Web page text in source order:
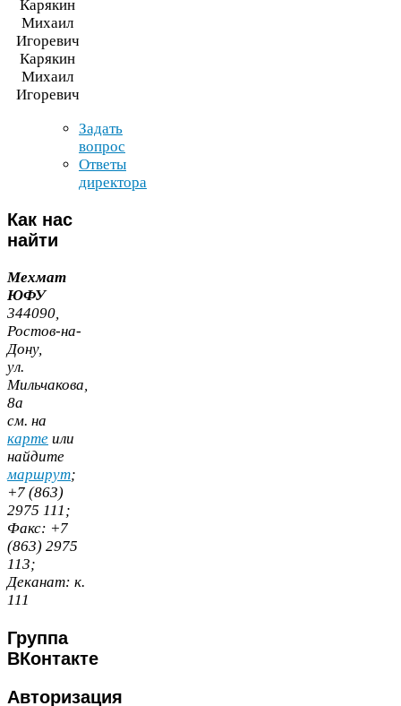
Карякин
Михаил
Игоревич
Задать
вопрос
Ответы
директора
Как нас
найти
Мехмат
ЮФУ
344090,
Ростов-​на-​
Дону,
ул.
Мильчакова,
8а
cм. на
карте или
найдите
маршрут;
+7 (863)
2975 111;
Факс: +7
(863) 2975
113;
Деканат: к.
111
Группа
ВКонтакте
Авторизация